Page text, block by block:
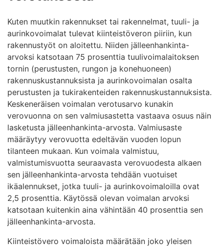
Kuten muutkin rakennukset tai rakennelmat, tuuli- ja
aurinkovoimalat tulevat kiinteistöveron piiriin, kun
rakennustyöt on aloitettu. Niiden jälleenhankinta-
arvoksi katsotaan 75 prosenttia tuulivoimalaitoksen
tornin (perustusten, rungon ja konehuoneen)
rakennuskustannuksista ja aurinkovoimalan osalta
perustusten ja tukirakenteiden rakennuskustannuksista.
Keskeneräisen voimalan verotusarvo kunakin
verovuonna on sen valmiusastetta vastaava osuus näin
lasketusta jälleenhankinta-arvosta. Valmiusaste
määräytyy verovuotta edeltävän vuoden lopun
tilanteen mukaan. Kun voimala valmistuu,
valmistumisvuotta seuraavasta verovuodesta alkaen
sen jälleenhankinta-arvosta tehdään vuotuiset
ikäalennukset, jotka tuuli- ja aurinkovoimaloilla ovat
2,5 prosenttia. Käytössä olevan voimalan arvoksi
katsotaan kuitenkin aina vähintään 40 prosenttia sen
jälleenhankinta-arvosta.
Kiinteistövero voimaloista määrätään joko yleisen